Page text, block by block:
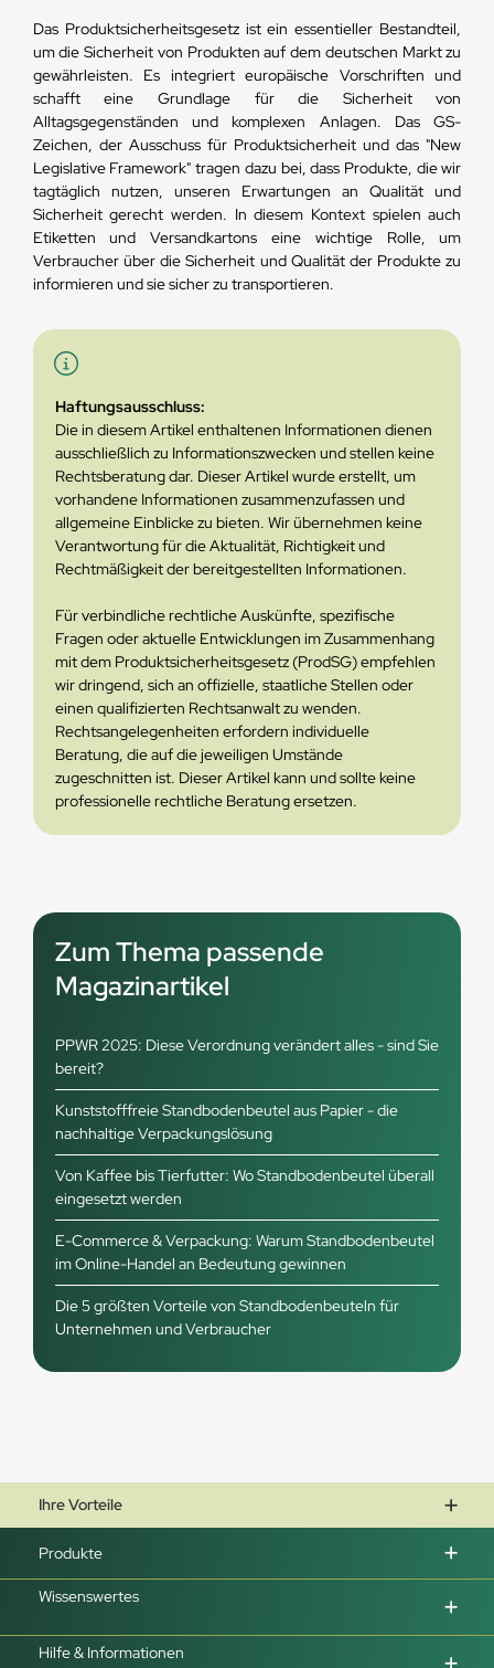
Das Produktsicherheitsgesetz ist ein essentieller Bestandteil,
um die Sicherheit von Produkten auf dem deutschen Markt zu
gewährleisten. Es integriert europäische Vorschriften und
schafft eine Grundlage für die Sicherheit von
Alltagsgegenständen und komplexen Anlagen. Das GS-
Zeichen, der Ausschuss für Produktsicherheit und das "New
Legislative Framework" tragen dazu bei, dass Produkte, die wir
tagtäglich nutzen, unseren Erwartungen an Qualität und
Sicherheit gerecht werden. In diesem Kontext spielen auch
Etiketten und Versandkartons eine wichtige Rolle, um
Verbraucher über die Sicherheit und Qualität der Produkte zu
informieren und sie sicher zu transportieren.
Haftungsausschluss:
Die in diesem Artikel enthaltenen Informationen dienen
ausschließlich zu Informationszwecken und stellen keine
Rechtsberatung dar. Dieser Artikel wurde erstellt, um
vorhandene Informationen zusammenzufassen und
allgemeine Einblicke zu bieten. Wir übernehmen keine
Verantwortung für die Aktualität, Richtigkeit und
Rechtmäßigkeit der bereitgestellten Informationen.
Für verbindliche rechtliche Auskünfte, spezifische
Fragen oder aktuelle Entwicklungen im Zusammenhang
mit dem Produktsicherheitsgesetz (ProdSG) empfehlen
wir dringend, sich an offizielle, staatliche Stellen oder
einen qualifizierten Rechtsanwalt zu wenden.
Rechtsangelegenheiten erfordern individuelle
Beratung, die auf die jeweiligen Umstände
zugeschnitten ist. Dieser Artikel kann und sollte keine
professionelle rechtliche Beratung ersetzen.
Zum Thema passende
Magazinartikel
PPWR 2025: Diese Verordnung verändert alles - sind Sie
bereit?
Kunststofffreie Standbodenbeutel aus Papier - die
nachhaltige Verpackungslösung
Von Kaffee bis Tierfutter: Wo Standbodenbeutel überall
eingesetzt werden
E-Commerce & Verpackung: Warum Standbodenbeutel
im Online-Handel an Bedeutung gewinnen
Die 5 größten Vorteile von Standbodenbeuteln für
Unternehmen und Verbraucher
Ihre Vorteile
Produkte
Wissenswertes
Hilfe & Informationen